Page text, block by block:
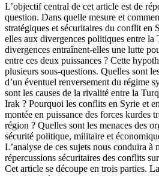
L’objectif central de cet article est de
question. Dans quelle mesure et
stratégiques et sécuritaires du conflit en
elles aux divergences politiques entre la
divergences entraînent-elles une lutte
entre ces deux puissances ? Cette
plusieurs sous-questions. Quelles sont
d’un éventuel renversement du régime
sont les causes de la rivalité entre la
Irak ? Pourquoi les conflits en Syrie et
montée en puissance des forces kurdes
région ? Quelles sont les menaces des
sécurité politique, militaire et
L’analyse de ces sujets nous conduira à
répercussions sécuritaires des conflits
Cet article se découpe en trois parties.